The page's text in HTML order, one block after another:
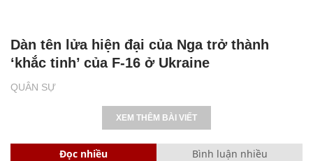
QUÂN SỰ
Dàn tên lửa hiện đại của Nga trở thành
‘khắc tinh’ của F-16 ở Ukraine
XEM THÊM BÀI VIẾT
Đọc nhiều Bình luận nhiều